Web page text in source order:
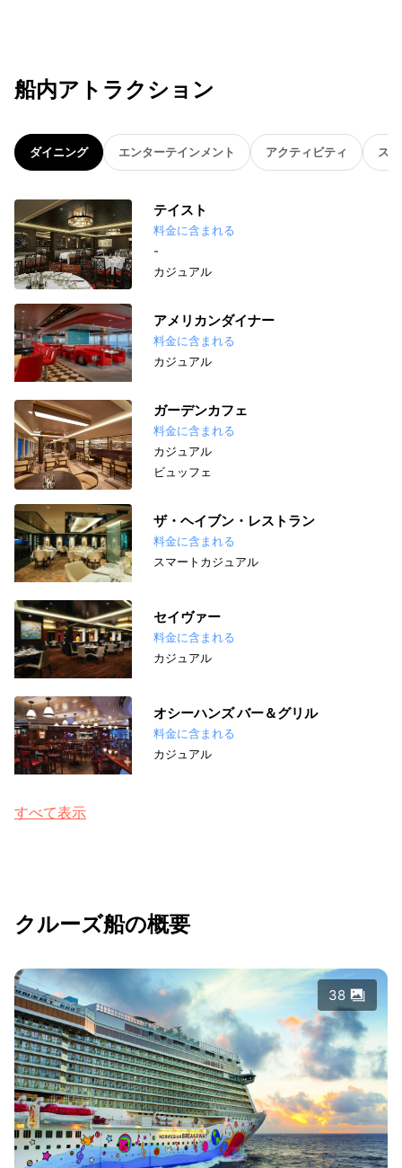
船内アトラクション
ダイニング エンターテインメント アクティビティ ス
テイスト
料金に含まれる
-
カジュアル
アメリカンダイナー
料金に含まれる
カジュアル
ガーデンカフェ
料金に含まれる
カジュアル
ビュッフェ
ザ・ヘイブン・レストラン
料金に含まれる
スマートカジュアル
セイヴァー
料金に含まれる
カジュアル
オシーハンズ バー＆グリル
料金に含まれる
カジュアル
すべて表示
クルーズ船の概要
38